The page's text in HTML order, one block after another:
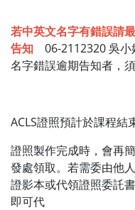
若中英文名字有錯誤請
告知
06-2112320 吳小
名字錯誤逾期告知者，
ACLS證照預計於課程結
證照製作完成時，會再
發處領取。若需委由他
證影本或代領證照委託
即可代